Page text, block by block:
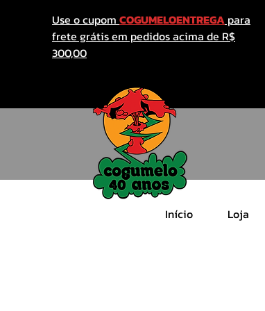
Use o cupom COGUMELOENTREGA para
frete grátis em pedidos acima de R$
300,00
Início Loja